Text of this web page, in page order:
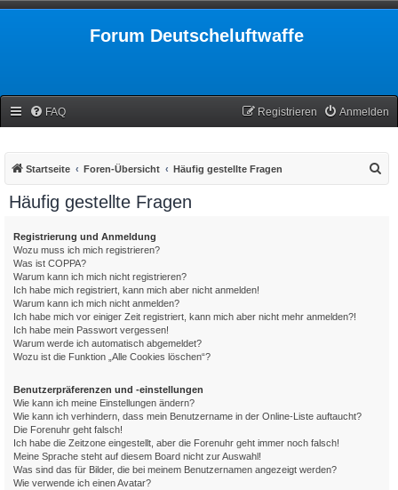
Forum Deutscheluftwaffe
FAQ Anmelden
Registrieren
Startseite Foren-Übersicht Häufig gestellte Fragen
Häufig gestellte Fragen
Registrierung und Anmeldung
Wozu muss ich mich registrieren?
Was ist COPPA?
Warum kann ich mich nicht registrieren?
Ich habe mich registriert, kann mich aber nicht anmelden!
Warum kann ich mich nicht anmelden?
Ich habe mich vor einiger Zeit registriert, kann mich aber nicht mehr anmelden?!
Ich habe mein Passwort vergessen!
Warum werde ich automatisch abgemeldet?
Wozu ist die Funktion „Alle Cookies löschen“?
Benutzerpräferenzen und -einstellungen
Wie kann ich meine Einstellungen ändern?
Wie kann ich verhindern, dass mein Benutzername in der Online-Liste auftaucht?
Die Forenuhr geht falsch!
Ich habe die Zeitzone eingestellt, aber die Forenuhr geht immer noch falsch!
Meine Sprache steht auf diesem Board nicht zur Auswahl!
Was sind das für Bilder, die bei meinem Benutzernamen angezeigt werden?
Wie verwende ich einen Avatar?